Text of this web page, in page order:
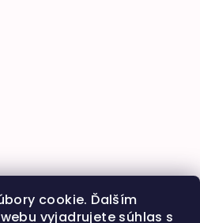
cookie. Ďalším
vyjadrujete súhlas s